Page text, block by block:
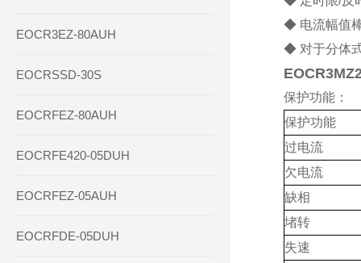
EOCR3EZ-80AUH
EOCRSSD-30S
EOCRFEZ-80AUH
EOCRFE420-05DUH
EOCRFEZ-05AUH
EOCRFDE-05DUH
◆ 电流幅值
◆ 对于分体
保护功能：
保护功能
过电流
欠电流
缺相
堵转
失速